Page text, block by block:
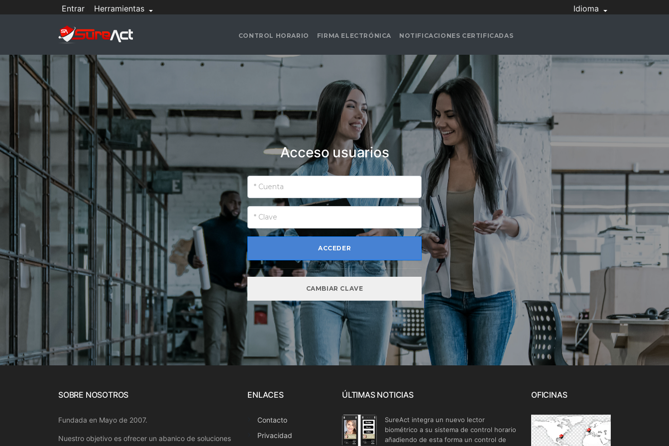
Entrar Herramientas Idioma
CONTROL HORARIO FIRMA ELECTRÓNICA NOTIFICACIONES CERTIFICADAS
Acceso usuarios
SOBRE NOSOTROS
Fundada en Mayo de 2007.
Nuestro objetivo es ofrecer un abanico de soluciones
ENLACES
Contacto
Privacidad
ÚLTIMAS NOTICIAS
SureAct integra un nuevo lector
biométrico a su sistema de control horario
añadiendo de esta forma un control de
OFICINAS